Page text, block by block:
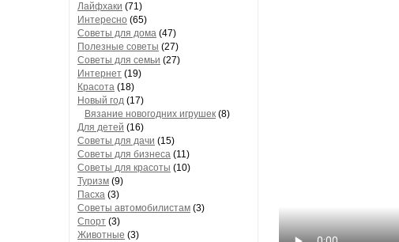
Лайфхаки (71)
Интересно (65)
Советы для дома (47)
Полезные советы (27)
Советы для семьи (27)
Интернет (19)
Красота (18)
Новый год (17)
Вязание новогодних игрушек (8)
Для детей (16)
Советы для дачи (15)
Советы для бизнеса (11)
Советы для красоты (10)
Туризм (9)
Пасха (3)
Советы автомобилистам (3)
Спорт (3)
Животные (3)